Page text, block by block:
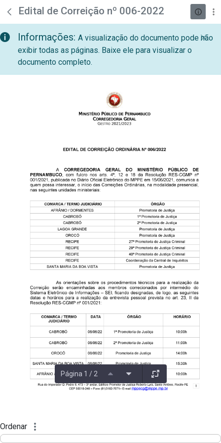
Pular para o Conteúdo principal
teste descricao
Edital de Correição nº 006-2022
Informações: A visualização do documento pode não
exibir todas as páginas. Baixe ele para visualizar o
documento completo.
Página 1 / 2
Ordenar